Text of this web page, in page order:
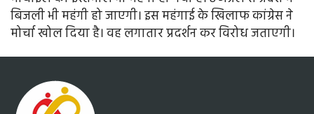
बिजली भी महंगी हो जाएगी। इस महंगाई के खिलाफ कांग्रेस ने
मोर्चा खोल दिया है। वह लगातार प्रदर्शन कर विरोध जताएगी।